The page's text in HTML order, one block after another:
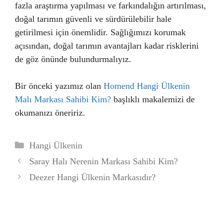
fazla araştırma yapılması ve farkındalığın artırılması,
doğal tarımın güvenli ve sürdürülebilir hale
getirilmesi için önemlidir. Sağlığımızı korumak
açısından, doğal tarımın avantajları kadar risklerini
de göz önünde bulundurmalıyız.
Bir önceki yazımız olan Homend Hangi Ülkenin
Malı Markası Sahibi Kim? başlıklı makalemizi de
okumanızı öneririz.
Kategoriler
Hangi Ülkenin
Saray Halı Nerenin Markası Sahibi Kim?
Deezer Hangi Ülkenin Markasıdır?